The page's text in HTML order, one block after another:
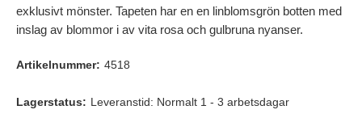
exklusivt mönster. Tapeten har en en linblomsgrön botten med
inslag av blommor i av vita rosa och gulbruna nyanser.
Artikelnummer: 4518
Lagerstatus: Leveranstid: Normalt 1 - 3 arbetsdagar